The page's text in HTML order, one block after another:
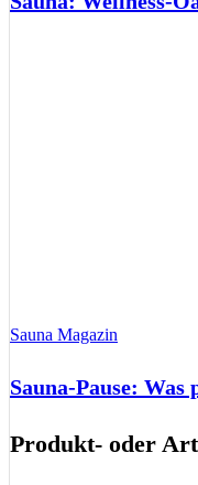
Sauna Magazin
Sauna-Pause:
Produkt- oder